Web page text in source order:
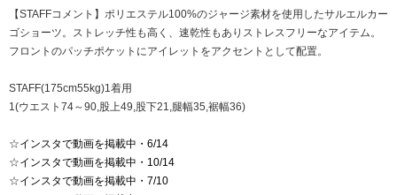
【STAFFコメント】ポリエステル100%のジャージ素材を使用したサルエルカー
ゴショーツ。ストレッチ性も高く、速乾性もありストレスフリーなアイテム。
フロントのパッチポケットにアイレットをアクセントとして配置。
STAFF(175cm55kg)1着用
1(ウエスト74～90,股上49,股下21,腿幅35,裾幅36)
☆インスタで動画を掲載中・6/14
☆インスタで動画を掲載中・10/14
☆インスタで動画を掲載中・7/10